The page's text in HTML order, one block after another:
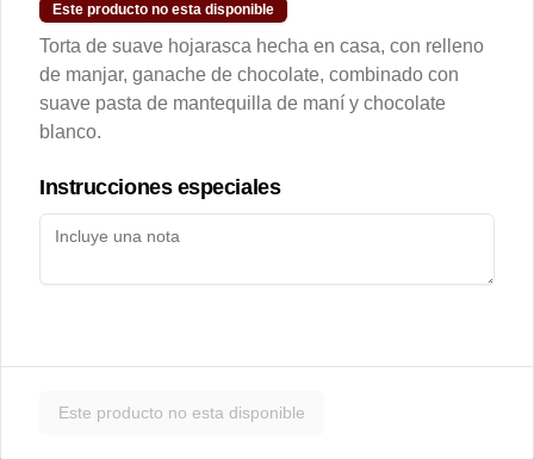
$4.900
Muffin de Arándanos
Esponjoso mini muffin con arándanos,
$2.000
maní y chips de chocolate blanco al 31%
Este producto no esta disponible
Torta de suave hojarasca hecha en casa, con relleno
de manjar, ganache de chocolate, combinado con
suave pasta de mantequilla de maní y chocolate
blanco.
Instrucciones especiales
Este producto no esta disponible